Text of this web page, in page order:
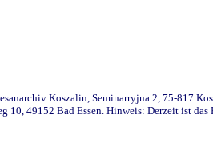
Koszalin, Seminarryjna 2, 75-817
49152 Bad Essen. Hinweis: Derzeit ist